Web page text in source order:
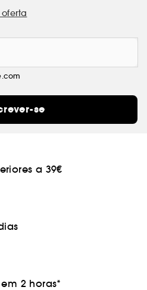
se
a 39€
2 horas*